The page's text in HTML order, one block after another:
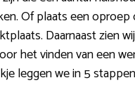
Of plaats een oproep
Daarnaast zien
het vinden van een
leggen we in 5